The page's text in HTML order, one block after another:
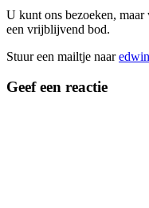
U kunt ons bezoeken,
een vrijblijvend bod.
Stuur een mailtje naar
Geef een reactie